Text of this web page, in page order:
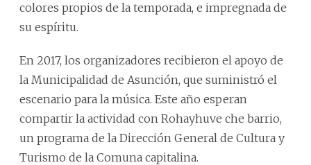
colores propios de la temporada, e impregnada de
su espíritu.
En 2017, los organizadores recibieron el apoyo de
la Municipalidad de Asunción, que suministró el
escenario para la música. Este año esperan
compartir la actividad con Rohayhuve che barrio,
un programa de la Dirección General de Cultura y
Turismo de la Comuna capitalina.